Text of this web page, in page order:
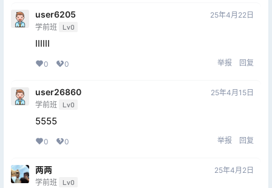
user6205
学前班 Lv0
25年4月22日
IIIIII
0 0 举报 回复
user26860
学前班 Lv0
25年4月15日
5555
0 0 举报 回复
两两
学前班 Lv0
25年4月2日